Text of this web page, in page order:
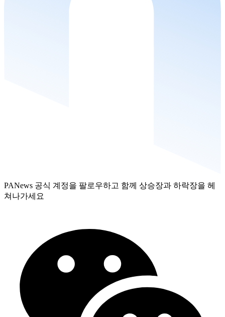
PANews 공식 계정을 팔로우하고 함께 상승장과 하락장을 헤
쳐나가세요